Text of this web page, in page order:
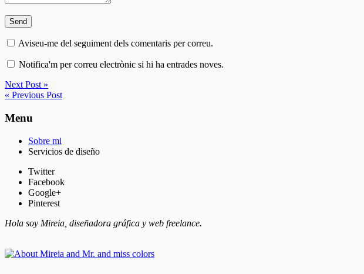
Aviseu-me del seguiment dels comentaris per correu.
Notifica'm per correu electrònic si hi ha entrades noves.
Next Post »
« Previous Post
Menu
Sobre mi
Servicios de diseño
Twitter
Facebook
Google+
Pinterest
Hola soy Mireia, diseñadora gráfica y web freelance.